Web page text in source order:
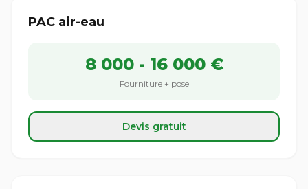
PAC air-eau
8 000 - 16 000 €
Fourniture + pose
Devis gratuit